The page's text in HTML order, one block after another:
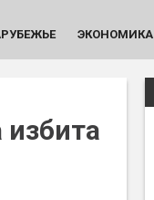
ЭКОНОМИКА